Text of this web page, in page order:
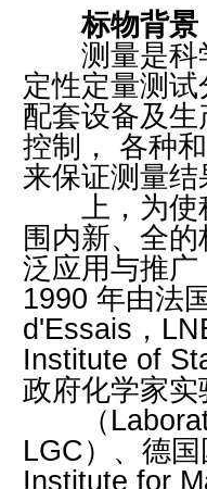
标物背景
测量是科学
定性定量测试
配套设备及
控制， 各种
来保证测量
上，为使科
围内新、全
泛应用与推
1990 年由法
d'Essais，
Institute of
政府化学家实
（
LGC）、德
Institute for